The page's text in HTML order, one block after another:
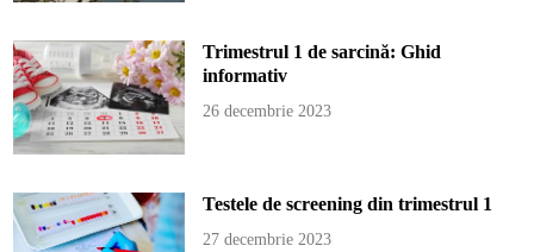
Trimestrul 1 de sarcină: Ghid
informativ
26 decembrie 2023
Testele de screening din trimestrul 1
27 decembrie 2023